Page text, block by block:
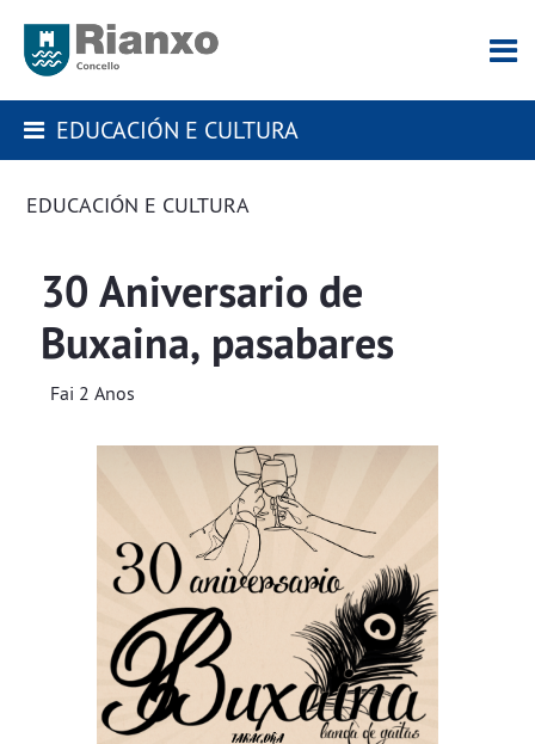
EDUCACIÓN E CULTURA
EDUCACIÓN E CULTURA
30 Aniversario de
Buxaina, pasabares
Fai 2 Anos